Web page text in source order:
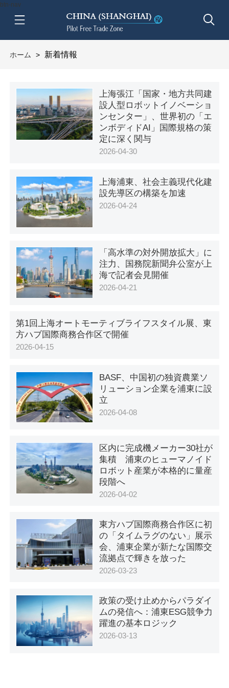
btn-nav
ホーム > 新着情報
上海張江「国家・地方共同建
設人型ロボットイノベーショ
ンセンター」、世界初の「エ
ンボディドAI」国際規格の策
定に深く関与
2026-04-30
上海浦東、社会主義現代化建
設先導区の構築を加速
2026-04-24
「高水準の対外開放拡大」に
注力、国務院新聞弁公室が上
海で記者会見開催
2026-04-21
第1回上海オートモーティブライフスタイル展、東
方ハブ国際商務合作区で開催
2026-04-15
BASF、中国初の独資農業ソ
リューション企業を浦東に設
立
2026-04-08
区内に完成機メーカー30社が
集積 浦東のヒューマノイド
ロボット産業が本格的に量産
段階へ
2026-04-02
東方ハブ国際商務合作区に初
の「タイムラグのない」展示
会、浦東企業が新たな国際交
流拠点で輝きを放った
2026-03-23
政策の受け止めからパラダイ
ムの発信へ：浦東ESG競争力
躍進の基本ロジック
2026-03-13